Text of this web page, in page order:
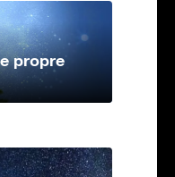
propre